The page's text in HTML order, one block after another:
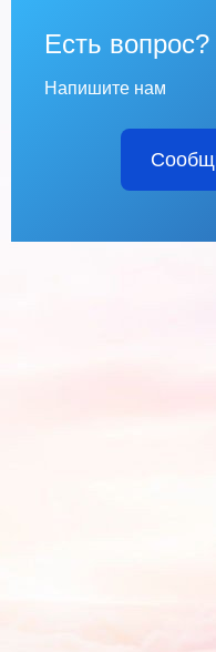
Есть вопрос?
Напишите нам